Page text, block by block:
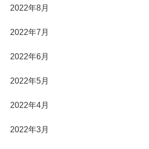
2022年8月
2022年7月
2022年6月
2022年5月
2022年4月
2022年3月